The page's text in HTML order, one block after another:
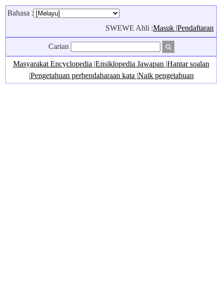
Bahasa :
SWEWE Ahli :Masuk |Pendaftaran
Carian
Masyarakat Encyclopedia |Ensiklopedia Jawapan |Hantar soalan
|Pengetahuan perbendaharaan kata |Naik pengetahuan